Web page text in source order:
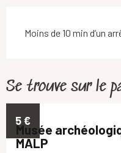
Moins de 10 min d’un
Se trouve sur le
5€
Musée
MALP